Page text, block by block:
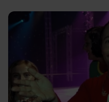
Chivasa?
OFF Festival 04.08.2026